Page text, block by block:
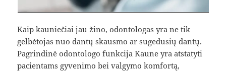
Kaip kauniečiai jau žino, odontologas yra ne tik
gelbėtojas nuo dantų skausmo ar sugedusių dantų.
Pagrindinė odontologo funkcija Kaune yra atstatyti
pacientams gyvenimo bei valgymo komfortą,